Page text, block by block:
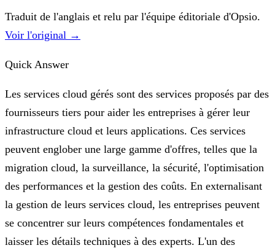
Traduit de l'anglais et relu par l'équipe éditoriale d'Opsio.
Voir l'original →
Quick Answer
Les services cloud gérés sont des services proposés par des
fournisseurs tiers pour aider les entreprises à gérer leur
infrastructure cloud et leurs applications. Ces services
peuvent englober une large gamme d'offres, telles que la
migration cloud, la surveillance, la sécurité, l'optimisation
des performances et la gestion des coûts. En externalisant
la gestion de leurs services cloud, les entreprises peuvent
se concentrer sur leurs compétences fondamentales et
laisser les détails techniques à des experts. L'un des